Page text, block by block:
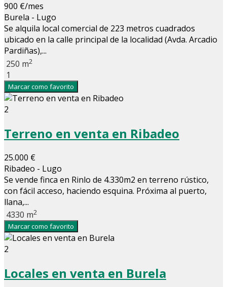
900 €/mes
Burela - Lugo
Se alquila local comercial de 223 metros cuadrados
ubicado en la calle principal de la localidad (Avda. Arcadio
Pardiñas),...
250 m2
1
Marcar como favorito
2
Terreno en venta en Ribadeo
25.000 €
Ribadeo - Lugo
Se vende finca en Rinlo de 4.330m2 en terreno rústico,
con fácil acceso, haciendo esquina. Próxima al puerto,
llana,...
4330 m2
Marcar como favorito
2
Locales en venta en Burela